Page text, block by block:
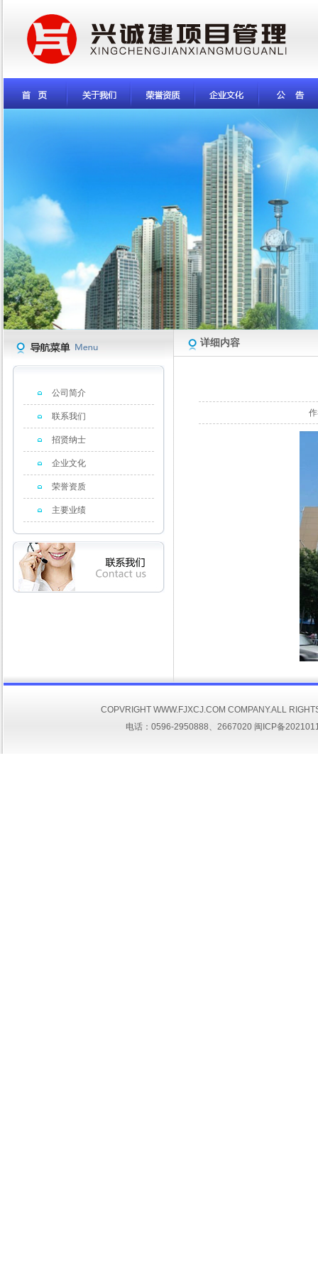
公司简介
联系我们
招贤纳士
企业文化
荣誉资质
主要业绩
详细内容
COPVRIGHT WWW.FJXCJ.COM COMPANY.ALL
电话：0596-2950888、2667020 闽ICP备